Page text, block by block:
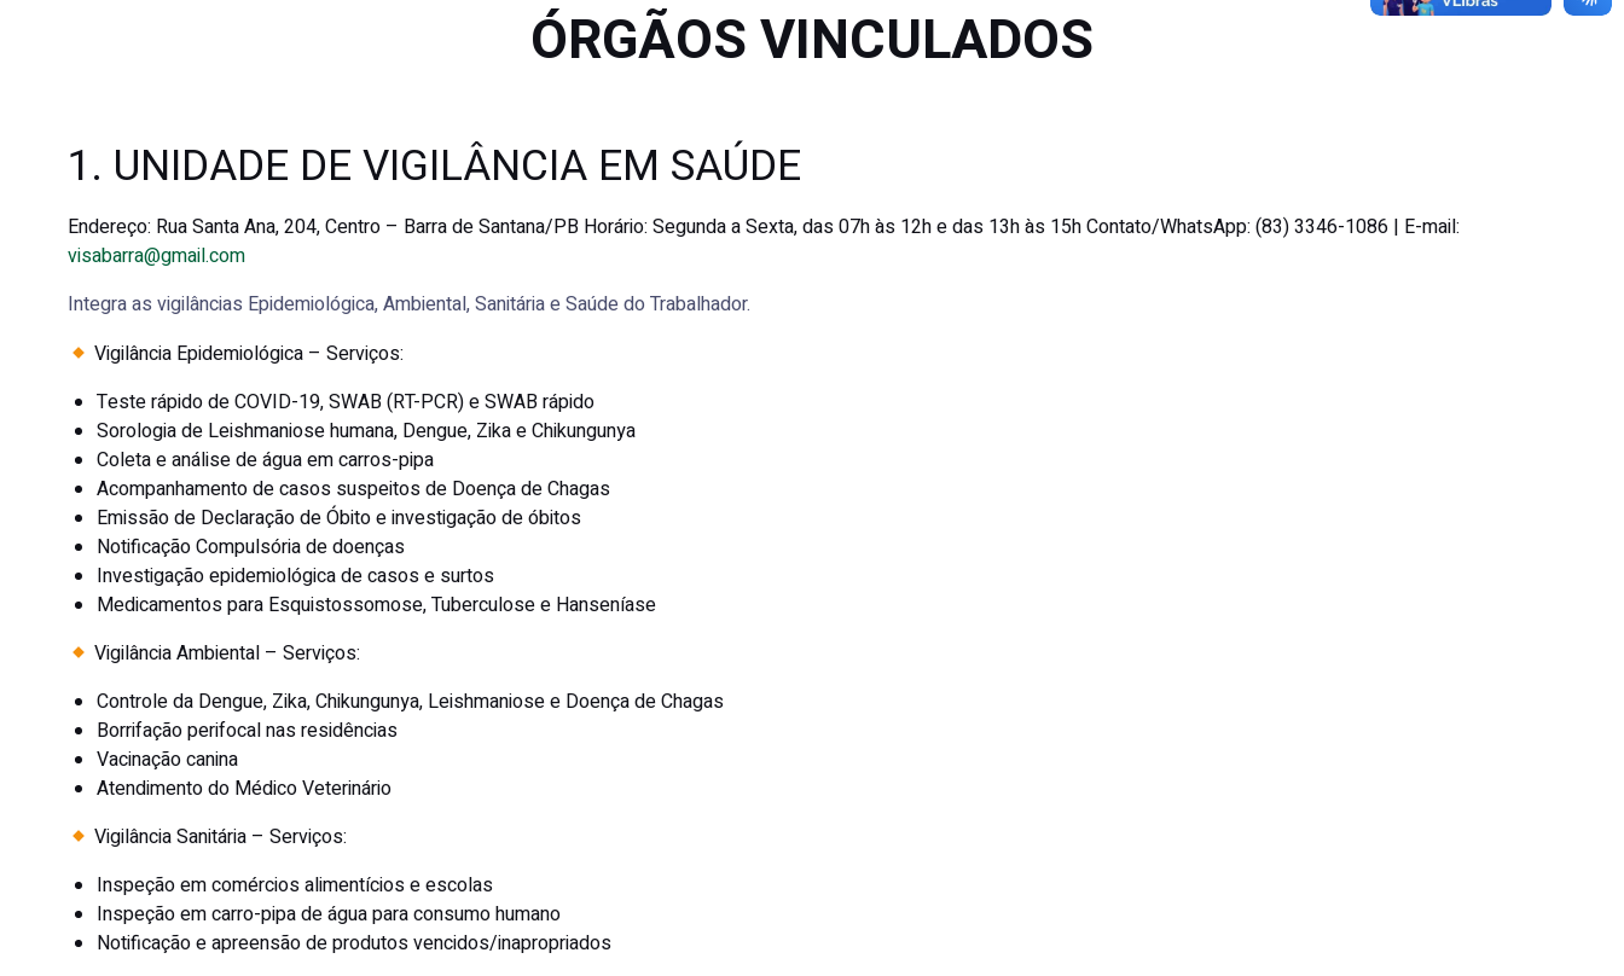
ÓRGÃOS VINCULADOS
1. UNIDADE DE VIGILÂNCIA EM SAÚDE
Endereço: Rua Santa Ana, 204, Centro – Barra de Santana/PB Horário: Segunda a Sexta, das 07h às 12h e das 13h às 15hContato/WhatsApp: (83) 3346-1086 | E-mail:
visabarra@gmail.com
Integra as vigilâncias Epidemiológica, Ambiental, Sanitária e Saúde do Trabalhador.
Vigilância Epidemiológica – Serviços:
Teste rápido de COVID-19, SWAB (RT-PCR) e SWAB rápido
Sorologia de Leishmaniose humana, Dengue, Zika e Chikungunya
Coleta e análise de água em carros-pipa
Acompanhamento de casos suspeitos de Doença de Chagas
Emissão de Declaração de Óbito e investigação de óbitos
Notificação Compulsória de doenças
Investigação epidemiológica de casos e surtos
Medicamentos para Esquistossomose, Tuberculose e Hanseníase
Vigilância Ambiental – Serviços:
Controle da Dengue, Zika, Chikungunya, Leishmaniose e Doença de Chagas
Borrifação perifocal nas residências
Vacinação canina
Atendimento do Médico Veterinário
Vigilância Sanitária – Serviços:
Inspeção em comércios alimentícios e escolas
Inspeção em carro-pipa de água para consumo humano
Notificação e apreensão de produtos vencidos/inapropriados